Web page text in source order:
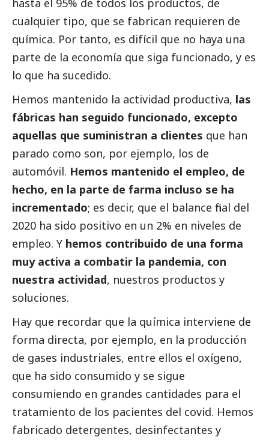
cualquier tipo, que se fabrican requieren de
química. Por tanto, es difícil que no haya una
parte de la economía que siga funcionado, y es
lo que ha sucedido.
Hemos mantenido la actividad productiva, las
fábricas han seguido funcionado, excepto
aquellas que suministran a clientes que han
parado como son, por ejemplo, los de
automóvil. Hemos mantenido el empleo, de
hecho, en la parte de farma incluso se ha
incrementado; es decir, que el balance final del
2020 ha sido positivo en un 2% en niveles de
empleo. Y hemos contribuido de una forma
muy activa a combatir la pandemia, con
nuestra actividad, nuestros productos y
soluciones.
Hay que recordar que la química interviene de
forma directa, por ejemplo, en la producción
de gases industriales, entre ellos el oxígeno,
que ha sido consumido y se sigue
consumiendo en grandes cantidades para el
tratamiento de los pacientes del covid. Hemos
fabricado detergentes, desinfectantes y